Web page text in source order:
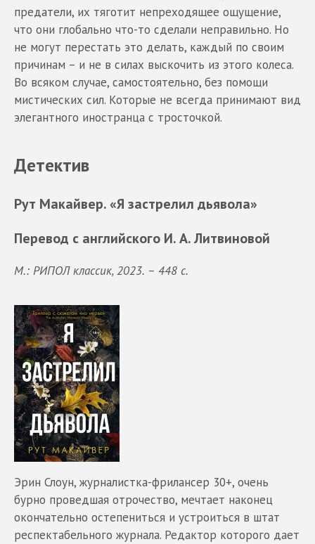
предатели, их тяготит непреходящее ощущение,
что они глобально что-то сделали неправильно. Но
не могут перестать это делать, каждый по своим
причинам – и не в силах выскочить из этого колеса.
Во всяком случае, самостоятельно, без помощи
мистических сил. Которые не всегда принимают вид
элегантного иностранца с тросточкой.
Детектив
Рут Макайвер. «Я застрелил дьявола»
Перевод с английского И. А. Литвиновой
М.: РИПОЛ классик, 2023. – 448 с.
Эрин Слоун, журналистка-фрилансер 30+, очень
бурно проведшая отрочество, мечтает наконец
окончательно остепениться и устроиться в штат
респектабельного журнала. Редактор которого дает